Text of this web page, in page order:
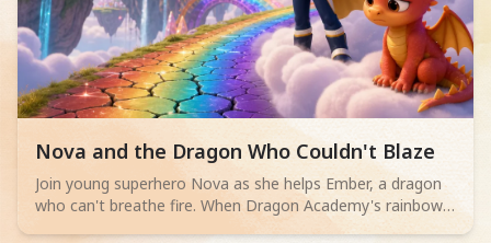
Read children story -
Nova and the Dragon Who Couldn't Blaze
Join young superhero Nova as she helps Ember, a dragon
who can't breathe fire. When Dragon Academy's rainbow
bridge cracks, Ember must overcome their fears and